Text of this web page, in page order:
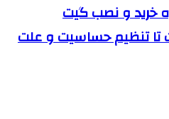
خرید و نصب گیت
تا تنظیم حساسیت و علت